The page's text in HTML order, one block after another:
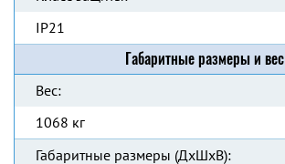
IP21
Габаритные размеры и вес
Вес:
1068 кг
Габаритные размеры (ДхШхВ):